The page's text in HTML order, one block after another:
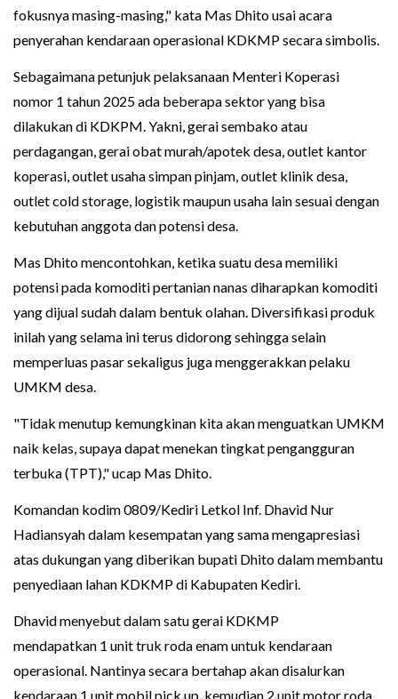
fokusnya masing-masing," kata Mas Dhito usai acara
penyerahan kendaraan operasional KDKMP secara simbolis.
Sebagaimana petunjuk pelaksanaan Menteri Koperasi
nomor 1 tahun 2025 ada beberapa sektor yang bisa
dilakukan di KDKPM. Yakni, gerai sembako atau
perdagangan, gerai obat murah/apotek desa, outlet kantor
koperasi, outlet usaha simpan pinjam, outlet klinik desa,
outlet cold storage, logistik maupun usaha lain sesuai dengan
kebutuhan anggota dan potensi desa.
Mas Dhito mencontohkan, ketika suatu desa memiliki
potensi pada komoditi pertanian nanas diharapkan komoditi
yang dijual sudah dalam bentuk olahan. Diversifikasi produk
inilah yang selama ini terus didorong sehingga selain
memperluas pasar sekaligus juga menggerakkan pelaku
UMKM desa.
"Tidak menutup kemungkinan kita akan menguatkan UMKM
naik kelas, supaya dapat menekan tingkat pengangguran
terbuka (TPT)," ucap Mas Dhito.
Komandan kodim 0809/Kediri Letkol Inf. Dhavid Nur
Hadiansyah dalam kesempatan yang sama mengapresiasi
atas dukungan yang diberikan bupati Dhito dalam membantu
penyediaan lahan KDKMP di Kabupaten Kediri.
Dhavid menyebut dalam satu gerai KDKMP
mendapatkan 1 unit truk roda enam untuk kendaraan
operasional. Nantinya secara bertahap akan disalurkan
kendaraan 1 unit mobil pick up, kemudian 2 unit motor roda